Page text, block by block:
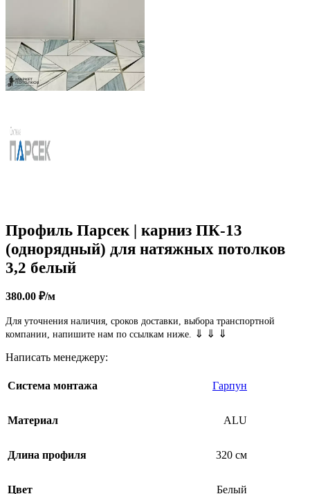
Профиль Парсек | карниз ПК-13
(однорядный) для натяжных потолков
3,2 белый
380.00 ₽/м
Для уточнения наличия, сроков доставки, выбора транспортной
компании, напишите нам по ссылкам ниже. ⇓ ⇓ ⇓
Написать менеджеру:
Система монтажа Гарпун
Материал ALU
Длина профиля 320 см
Цвет Белый